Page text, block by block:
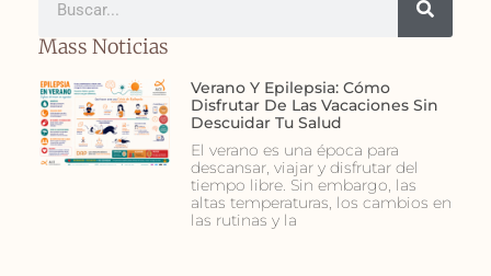
Mass Noticias
Verano Y Epilepsia: Cómo
Disfrutar De Las Vacaciones Sin
Descuidar Tu Salud
El verano es una época para
descansar, viajar y disfrutar del
tiempo libre. Sin embargo, las
altas temperaturas, los cambios en
las rutinas y la